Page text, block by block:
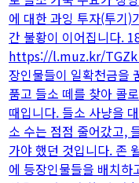
에 대한 과잉 투자(투기)
간 불황이 이어집니다.
https://l.muz.kr/TGZk
장인물들이 일확천금을
품고 들소 떼를 찾아 콜
때입니다. 들소 사냥을
소 수는 점점 줄어갔고,
가야 했던 것입니다. 존
에 등장인물들을 배치